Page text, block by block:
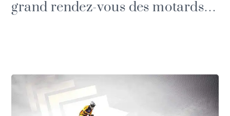
grand rendez-vous des motards